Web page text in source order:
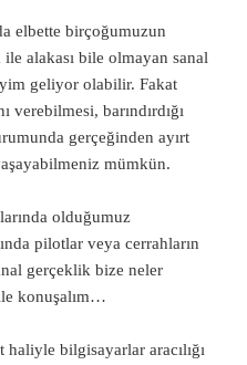
elbette birçoğumuzun
alakası bile olmayan sanal
geliyor olabilir. Fakat
verebilmesi, barındırdığı
gerçeğinden ayırt
mümkün.
olduğumuz
pilotlar veya cerrahların
gerçeklik bize neler
konuşalım…
bilgisayarlar aracılığı